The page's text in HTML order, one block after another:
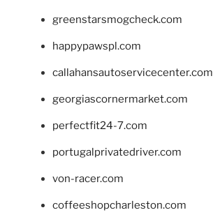
greenstarsmogcheck.com
happypawspl.com
callahansautoservicecenter.com
georgiascornermarket.com
perfectfit24-7.com
portugalprivatedriver.com
von-racer.com
coffeeshopcharleston.com